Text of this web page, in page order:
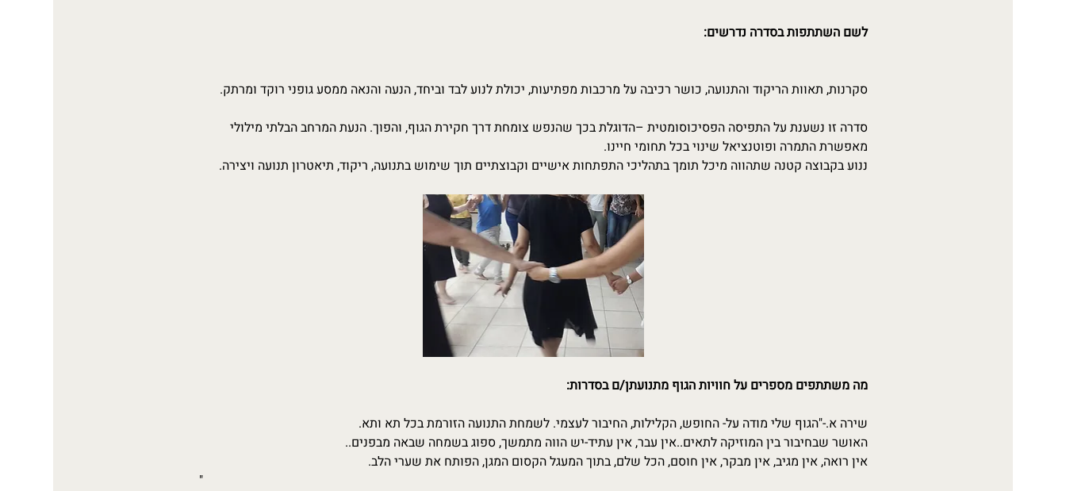
לשם השתתפות בסדרה נדרשים:
סקרנות, תאוות הריקוד והתנועה, כושר רכיבה על מרכבות מפתיעות, יכולת לנוע לבד וביחד, הנעה והנאה ממסע גופני רוקד ומרתק.
סדרה זו נשענת על התפיסה הפסיכוסומטית –הדוגלת בכך שהנפש צומחת דרך חקירת הגוף, והפוך. הנעת המרחב הבלתי מילולי
מאפשרת התמרה ופוטנציאל שינוי בכל תחומי חיינו.
ננוע בקבוצה קטנה שתהווה מיכל תומך בתהליכי התפתחות אישיים וקבוצתיים תוך שימוש בתנועה, ריקוד, תיאטרון תנועה ויצירה.
מה משתתפים מספרים על חוויות הגוף מתנועתן/ם בסדרות:
שירה א.-"הגוף שלי מודה על- החופש, הקלילות, החיבור לעצמי. לשמחת התנועה הזורמת בכל תא ותא.
האושר שבחיבור בין המוזיקה לתאים..אין עבר, אין עתיד-יש הווה מתמשך, ספוג בשמחה שבאה מבפנים..
אין רואה, אין מגיב, אין מבקר, אין חוסם, הכל שלם, בתוך המעגל הקסום המגן, הפותח את שערי הלב.
"